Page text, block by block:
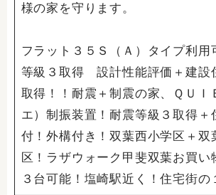
様の家を守ります。
フラット３５Ｓ（Ａ）タイプ利
等級３取得 設計性能評価＋建設
取得！！耐震＋制震の家、ＱＵＩ
エ）制振装置！耐震等級３取得＋
付！外構付き！双葉西小学区＋双
区！ラザウォーク甲斐双葉お買い
３台可能！塩崎駅近く！住宅街